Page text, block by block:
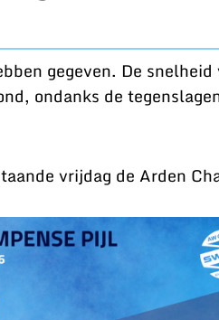
gegeven. De
ondanks de
vrijdag de Arden